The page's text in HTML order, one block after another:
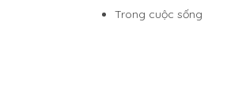
Trong cuộc sống